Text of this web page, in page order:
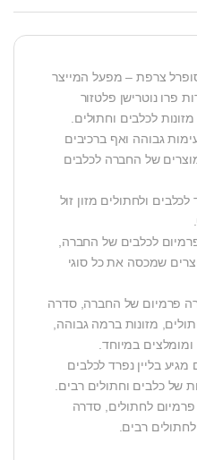
צרפת – מפעל המייצר
פרו נוטרישן פלטזור
לכלבים וחתולים.
גבוהה ואף ברכיבים
של החברה לכלבים
ולחתולים מזון זול
לכלבים של החברה,
שמכסה את כל סוגי
פרמיום של החברה, סדרה
מזונות ברמה גבוהה,
במיוחד.
בליין נפרד לכלבים
של כלבים וחתולים רבים.
לחתולים, סדרה
רבים.